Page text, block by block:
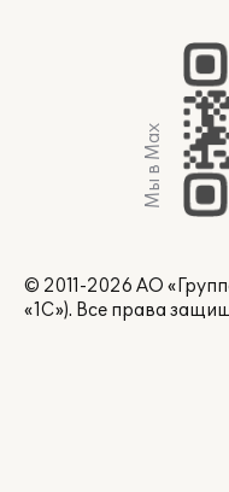
Мы в Max
© 2011-2026 АО
«1С»). Все права